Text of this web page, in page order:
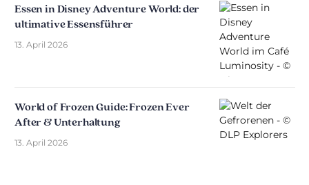
Essen in Disney Adventure World: der
ultimative Essensführer
13. April 2026
World of Frozen Guide: Frozen Ever
After & Unterhaltung
13. April 2026